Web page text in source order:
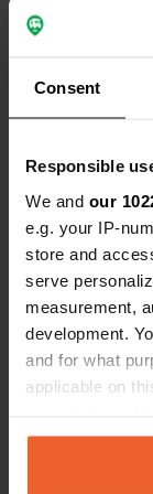
Consent
Responsible
We and our
e.g. your IP-
store and
serve
measurement,
development.
and for what
applicable on
any time from
the Privacy
meer naar
loopafstand. Hjo is een mooi dorp om
Contact
Locatie
544 33,